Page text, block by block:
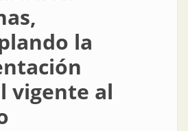
la
vigente al